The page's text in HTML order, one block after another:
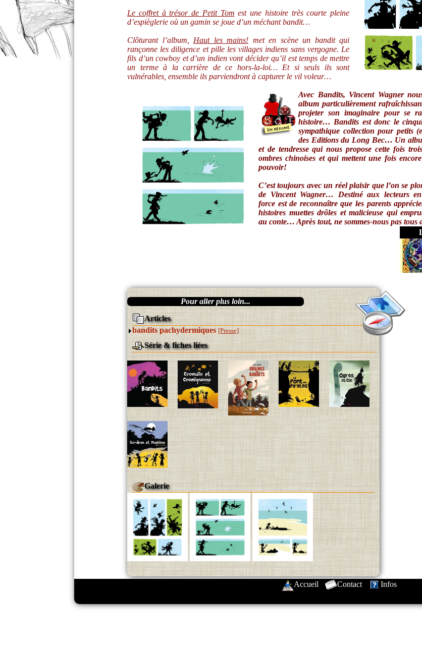
Le coffret à trésor de Petit Tom est une histoire très courte pleine
d’espièglerie où un gamin se joue d’un méchant bandit…
Clôturant l’album, Haut les mains! met en scène un bandit qui
rançonne les diligence et pille les villages indiens sans vergogne. Le
fils d’un cowboy et d’un indien vont décider qu’il est temps de mettre
un terme à la carrière de ce hors-la-loi… Et si seuls ils sont
vulnérables, ensemble ils parviendront à capturer le vil voleur…
Avec Bandits, Vincent Wagner
album particulièrement
projeter son imaginaire pour se
histoire… Bandits est donc le
sympathique collection pour petits
des Editions du Long Bec… Un
et de tendresse qui nous propose cette fois
ombres chinoises et qui mettent une fois
pouvoir!
C’est toujours avec un réel plaisir que l’on se
de Vincent Wagner… Destiné aux lecteurs en
force est de reconnaître que les parents
histoires muettes drôles et malicieuse qui
au conte… Après tout, ne sommes-nous pas tous
Pour aller plus loin...
Articles
bandits pachydermiques [Presse]
Série & fiches liées
Galerie
Accueil Contact Infos